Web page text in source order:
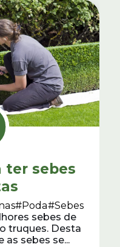
ter sebes
#Poda#Sebes
sebes de
truques. Desta
sebes se...